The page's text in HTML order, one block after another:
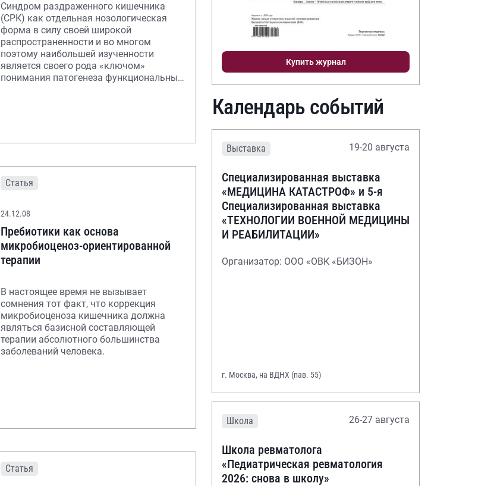
Синдром раздраженного кишечника
(СРК) как отдельная нозологическая
форма в силу своей широкой
распространенности и во многом
поэтому наибольшей изученности
является своего рода «ключом»
понимания патогенеза функциональных
Статья
24.12.08
Пребиотики как основа
микробиоценоз-ориентированной
терапии
В настоящее время не вызывает
сомнения тот факт, что коррекция
микробиоценоза кишечника должна
являться базисной составляющей
терапии абсолютного большинства
заболеваний человека.
Статья
Купить журнал
Календарь событий
Выставка 19-20 августа
Специализированная выставка
«МЕДИЦИНА КАТАСТРОФ» и 5-я
Специализированная выставка
«ТЕХНОЛОГИИ ВОЕННОЙ МЕДИЦИНЫ
И РЕАБИЛИТАЦИИ»
Организатор: ООО «ОВК «БИЗОН»
г. Москва, на ВДНХ (пав. 55)
Школа 26-27 августа
Школа ревматолога
«Педиатрическая ревматология
2026: снова в школу»